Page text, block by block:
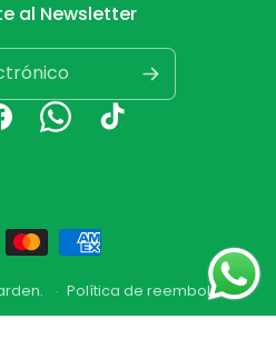
al Newsletter
WhatsappTikTok
.
Política de reembolso